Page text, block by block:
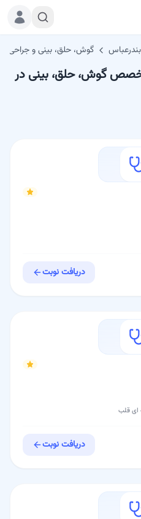
بندرعباس گوش، حلق، بینی و جراحی
گوش، حلق، بینی در
دریافت نوبت
ای قلب
دریافت نوبت